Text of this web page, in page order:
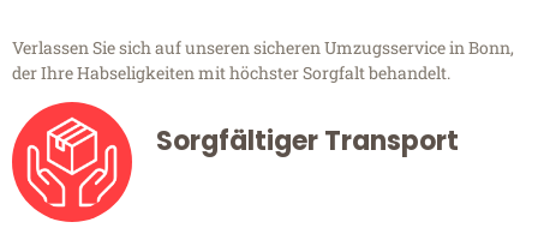
Verlassen Sie sich auf unseren sicheren Umzugsservice in Bonn,
der Ihre Habseligkeiten mit höchster Sorgfalt behandelt.
Sorgfältiger Transport